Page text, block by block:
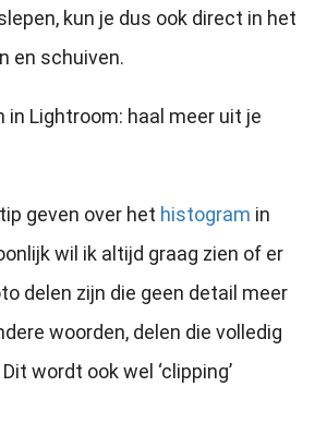
kun je dus ook direct in het
en schuiven.
geven over het histogram in
wil ik altijd graag zien of er
delen zijn die geen detail meer
woorden, delen die volledig
wordt ook wel ‘clipping’